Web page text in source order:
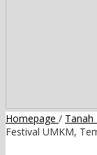
Homepage / Tanah
Festival UMKM,